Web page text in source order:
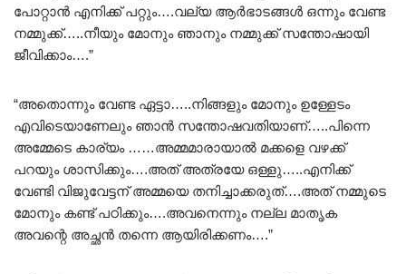
പോറ്റാൻ എനിക്ക് പറ്റും….വല്യ ആർഭാടങ്ങൾ ഒന്നും വേണ്ട
നമ്മുക്ക്…..നീയും മോനും ഞാനും നമ്മുക്ക് സന്തോഷായി
ജീവിക്കാം….”
“അതൊന്നും വേണ്ട ഏട്ടാ…..നിങ്ങളും മോനും ഉള്ളേടം
എവിടെയാണേലും ഞാൻ സന്തോഷവതിയാണ്…..പിന്നെ
അമ്മേടെ കാര്യം ……അമ്മമാരായാൽ മക്കളെ വഴക്ക്
പറയും ശാസിക്കും….അത് അത്രയേ ഒള്ളു…..എനിക്ക്
വേണ്ടി വിജുവേട്ടന് അമ്മയെ തനിച്ചാക്കരുത്….അത് നമ്മുടെ
മോനും കണ്ട് പഠിക്കും….അവനെന്നും നല്ല മാതൃക
അവന്റെ അച്ഛൻ തന്നെ ആയിരിക്കണം….”